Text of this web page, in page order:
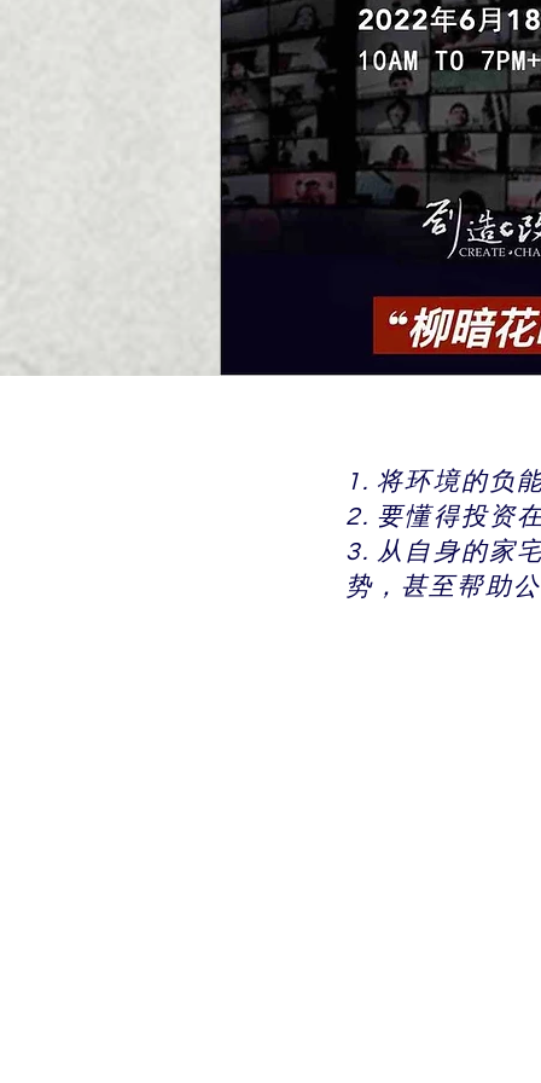
1. 将环境的负
2. 要懂得投资
3. 从自身的家
势，甚至帮助